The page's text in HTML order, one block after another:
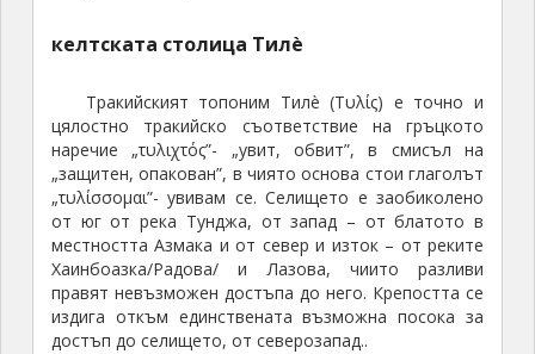
келтската столица Тилè
Тракийският топоним Тилè (Τυλίς) е точно и
цялостно тракийско съответствие на гръцкото
наречие „τυλιχτός”- „увит, обвит”, в смисъл на
„защитен, опакован”, в чиято основа стои глаголът
„τυλίσσομαι”- увивам се. Селището е заобиколено
от юг от река Тунджа, от запад – от блатото в
местността Азмака и от север и изток – от реките
Хаинбоазка/Радова/ и Лазова, чиито разливи
правят невъзможен достъпа до него. Крепостта се
издига откъм единствената възможна посока за
достъп до селището, от северозапад..